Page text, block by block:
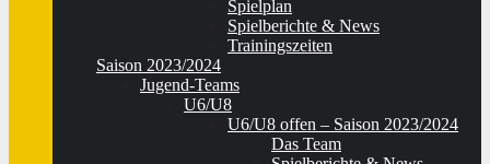
Spielplan
Spielberichte & News
Trainingszeiten
Saison 2023/2024
Jugend-Teams
U6/U8
U6/U8 offen – Saison 2023/2024
Das Team